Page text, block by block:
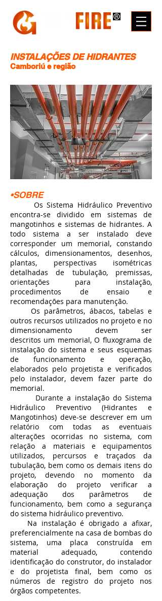
INSTALAÇÕES DEHIDRANTES
Camboriú e região
•SOBRE
Os Sistema Hidráulico Preventivo
encontra-se dividido em sistemas de
mangotinhos e sistemas de hidrantes. A
todo sistema a ser instalado deve
corresponder um memorial, constando
cálculos, dimensionamentos, desenhos,
plantas, perspectivas isométricas
detalhadas de tubulação, premissas,
orientações para instalação,
procedimentos de ensaio e
recomendações para manutenção.
Os parâmetros, ábacos, tabelas e
outros recursos utilizados no projeto e no
dimensionamento devem ser
descritos um memorial, O fluxograma de
instalação do sistema e seus esquemas
de funcionamento e operação,
elaborados pelo projetista e verificados
pelo instalador, devem fazer parte do
memorial.
Durante a instalação do Sistema
Hidráulico Preventivo (Hidrantes e
Mangotinhos) deve-se descrever em um
relatório com todas as eventuais
alterações ocorridas no sistema, com
relação a materiais e equipamentos
utilizados, percursos e traçados da
tubulação, bem como os demais itens do
projeto, devendo no momento da
elaboração do projeto verificar a
adequação dos parâmetros de
funcionamento, bem como a segurança
do sistema hidráulico preventivo.
Na instalação é obrigado a afixar,
preferencialmente na casa de bombas do
sistema, uma placa construída em
material adequado, contendo
identificação do construtor, do instalador
e do projetista final, bem como os
números de registro do projeto nos
órgãos competentes.